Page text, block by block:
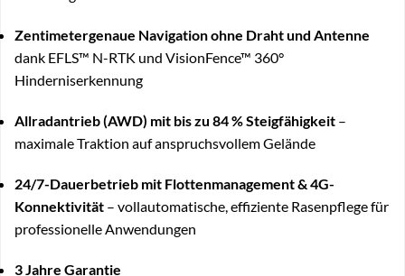
Zentimetergenaue Navigation ohne Draht und Antenne
dank EFLS™ N-RTK und VisionFence™ 360°
Hinderniserkennung
Allradantrieb (AWD) mit bis zu 84 % Steigfähigkeit –
maximale Traktion auf anspruchsvollem Gelände
24/7-Dauerbetrieb mit Flottenmanagement & 4G-
Konnektivität – vollautomatische, effiziente Rasenpflege für
professionelle Anwendungen
3 Jahre Garantie